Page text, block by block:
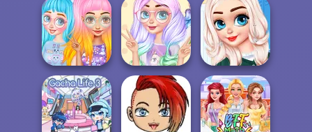
Kawaii Monster
Trainer Avatar...
Kawaii Kitty Cat
Girl
Kawaii Chibi
Fighter
Princess Culture
of Cuteness
Princesses
Kawaii Looks
And Ma...
Princesses
Different Styles